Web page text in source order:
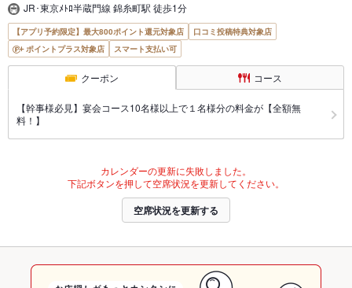
JR･東京ﾒﾄﾛ半蔵門線 錦糸町駅 徒歩1分
【アプリ予約限定】最大800ポイント還元対象店
口コミ投稿特典対象店
ポイントプラス対象店
スマート支払い可
クーポン コース
【幹事様必見】宴会コース10名様以上で１名様分の料金が【全額無
料！】
カレンダーの更新に失敗しました。
下記ボタンを押して空席状況を更新してください。
空席状況を更新する